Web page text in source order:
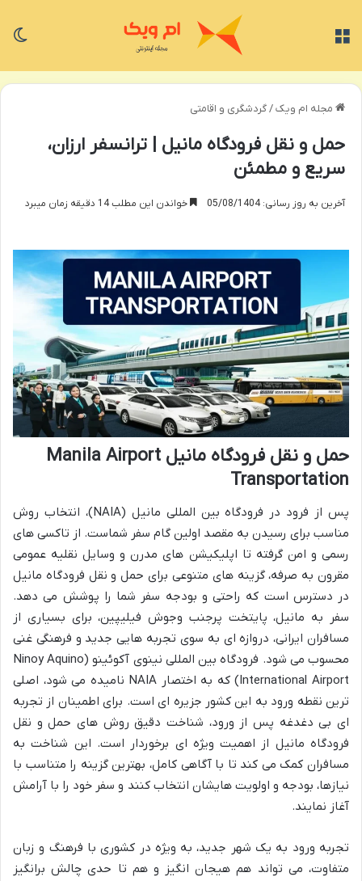
مجله ام ویک/گردشگری و اقامتی
حمل و نقل فرودگاه مانیل | ترانسفر ارزان،
سریع و مطمئن
آخرین به روز رسانی: 05/08/1404 خواندن این مطلب 14 دقیقه زمان میبرد
حمل و نقل فرودگاه مانیل Manila Airport
Transportation
پس از فرود در فرودگاه بین المللی مانیل (NAIA)، انتخاب روش
مناسب برای رسیدن به مقصد اولین گام سفر شماست. از تاکسی های
رسمی و امن گرفته تا اپلیکیشن های مدرن و وسایل نقلیه عمومی
مقرون به صرفه، گزینه های متنوعی برای حمل و نقل فرودگاه مانیل
در دسترس است که راحتی و بودجه سفر شما را پوشش می دهد.
سفر به مانیل، پایتخت پرجنب وجوش فیلیپین، برای بسیاری از
مسافران ایرانی، دروازه ای به سوی تجربه هایی جدید و فرهنگی غنی
محسوب می شود. فرودگاه بین المللی نینوی آکوئینو (Ninoy Aquino
International Airport) که به اختصار NAIA نامیده می شود، اصلی
ترین نقطه ورود به این کشور جزیره ای است. برای اطمینان از تجربه
ای بی دغدغه پس از ورود، شناخت دقیق روش های حمل و نقل
فرودگاه مانیل از اهمیت ویژه ای برخوردار است. این شناخت به
مسافران کمک می کند تا با آگاهی کامل، بهترین گزینه را متناسب با
نیازها، بودجه و اولویت هایشان انتخاب کنند و سفر خود را با آرامش
آغاز نمایند.
تجربه ورود به یک شهر جدید، به ویژه در کشوری با فرهنگ و زبان
متفاوت، می تواند هم هیجان انگیز و هم تا حدی چالش برانگیز